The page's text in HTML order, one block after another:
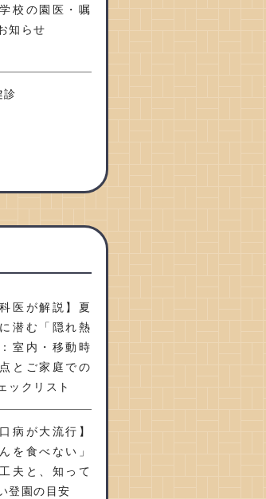
校の園医・嘱
知らせ
診
科医が解説】夏
潜む「隠れ熱
室内・移動時
とご家庭での
ックリスト
病が大流行】
を食べない」
夫と、知って
登園の目安